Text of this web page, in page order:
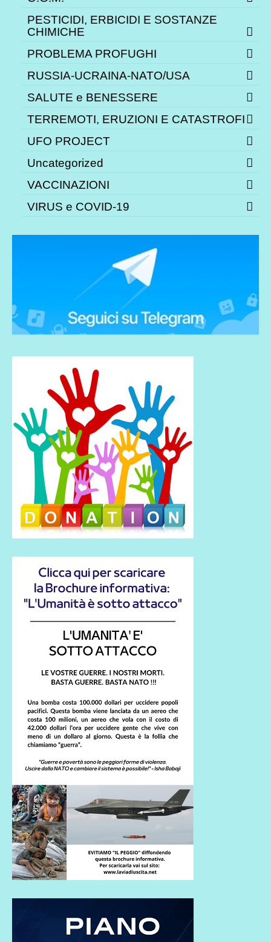
PESTICIDI, ERBICIDI E SOSTANZE
CHIMICHE
PROBLEMA PROFUGHI
RUSSIA-UCRAINA-NATO/USA
SALUTE e BENESSERE
TERREMOTI, ERUZIONI E CATASTROFI
UFO PROJECT
Uncategorized
VACCINAZIONI
VIRUS e COVID-19